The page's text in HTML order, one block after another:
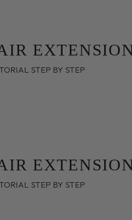
STEP BY STEP
STEP BY STEP